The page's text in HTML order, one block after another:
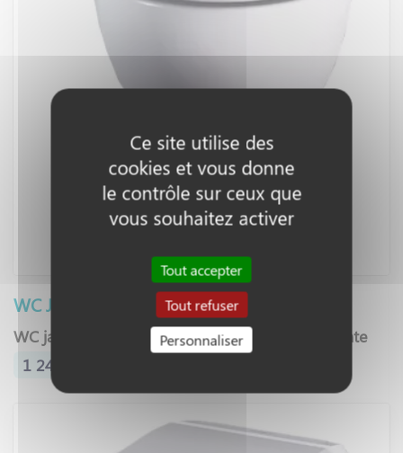
WC Japonais suspendu Inspiration
WC japonais (e-bidet) & toilette japonaise lavante
1 240,30 €
Ce site utilise des
cookies et vous donne
le contrôle sur ceux que
vous souhaitez activer
Tout accepter
Tout refuser
Personnaliser